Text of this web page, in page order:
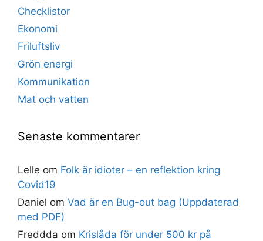
Checklistor
Ekonomi
Friluftsliv
Grön energi
Kommunikation
Mat och vatten
Senaste kommentarer
Lelle om Folk är idioter – en reflektion kring
Covid19
Daniel om Vad är en Bug-out bag (Uppdaterad
med PDF)
Freddda om Krislåda för under 500 kr på